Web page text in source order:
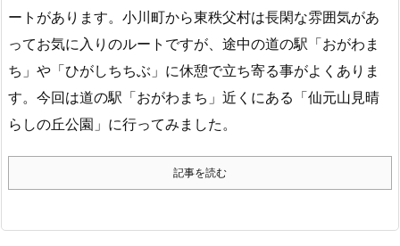
ートがあります。小川町から東秩父村は長閑な雰囲気があ
ってお気に入りのルートですが、途中の道の駅「おがわま
ち」や「ひがしちちぶ」に休憩で立ち寄る事がよくありま
す。今回は道の駅「おがわまち」近くにある「仙元山見晴
らしの丘公園」に行ってみました。
記事を読む